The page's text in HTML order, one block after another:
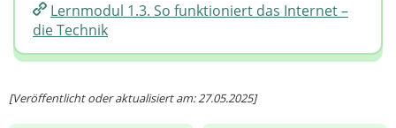
[Veröffentlicht oder aktualisiert am: 27.05.2025]
Lernmodul 1.3. So funktioniert das Internet –
die Technik